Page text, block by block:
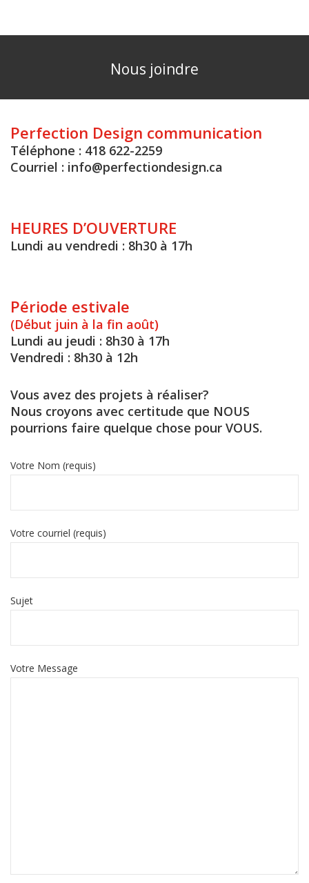
Nous joindre
Perfection Design communication
Téléphone : 418 622-2259
Courriel : info@perfectiondesign.ca
HEURES D’OUVERTURE
Lundi au vendredi : 8h30 à 17h
Période estivale
(Début juin à la fin août)
Lundi au jeudi : 8h30 à 17h
Vendredi : 8h30 à 12h
Vous avez des projets à réaliser?
Nous croyons avec certitude que NOUS
pourrions faire quelque chose pour VOUS.
Votre Nom (requis)
Votre courriel (requis)
Sujet
Votre Message